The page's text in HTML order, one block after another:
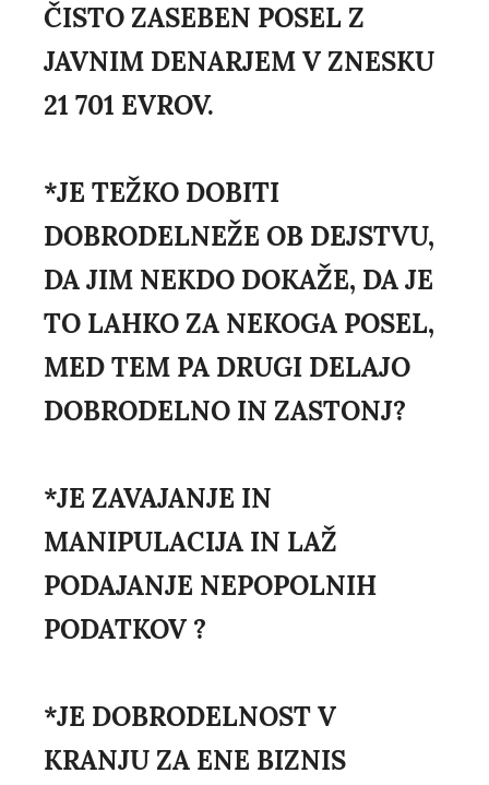
ČISTO ZASEBEN POSEL Z
JAVNIM DENARJEM V ZNESKU
21 701 EVROV.
*JE TEŽKO DOBITI
DOBRODELNEŽE OB DEJSTVU,
DA JIM NEKDO DOKAŽE, DA JE
TO LAHKO ZA NEKOGA POSEL,
MED TEM PA DRUGI DELAJO
DOBRODELNO IN ZASTONJ?
*JE ZAVAJANJE IN
MANIPULACIJA IN LAŽ
PODAJANJE NEPOPOLNIH
PODATKOV ?
*JE DOBRODELNOST V
KRANJU ZA ENE BIZNIS